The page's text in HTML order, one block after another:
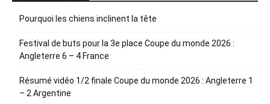
Pourquoi les chiens inclinent la tête
Festival de buts pour la 3e place Coupe du monde 2026 :
Angleterre 6 – 4 France
Résumé vidéo 1/2 finale Coupe du monde 2026 : Angleterre 1
– 2 Argentine